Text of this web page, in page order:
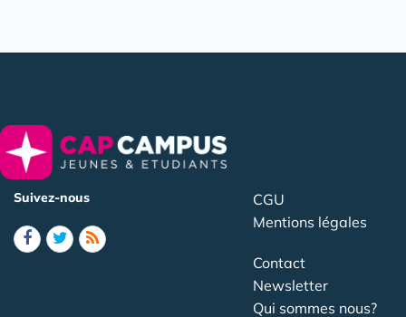
Suivez-nous
CGU
Mentions légales
Contact
Newsletter
Qui sommes nous?